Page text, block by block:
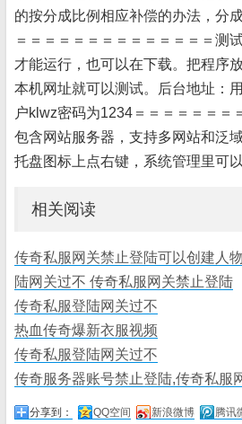
的按分成比例相应补偿的办法，分
＝＝＝＝＝＝＝＝＝＝＝＝＝＝测
才能运行，也可以在下载。把程序
本机网址就可以测试。后台地址：
户klwz密码为1234＝＝＝＝＝＝＝
包含网站服务器，支持多网站和泛
托盘图标上点右键，系统管理里可以
相关阅读
传奇私服网关禁止登陆可以创建人
陆网关过不 传奇私服网关禁止登陆
传奇私服登陆网关过不
热血传奇爆新衣服视频
传奇私服登陆网关过不
传奇服务器账号禁止登陆,传奇私服
分享到： QQ空间 新浪微博 腾讯